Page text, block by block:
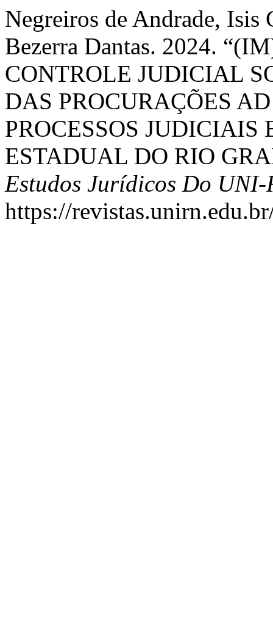
Negreiros de Andrade, Isis
Bezerra Dantas. 2024.
CONTROLE JUDICIAL
DAS PROCURAÇÕES
PROCESSOS
ESTADUAL DO RIO
Estudos Jurídicos Do UNI-
https://